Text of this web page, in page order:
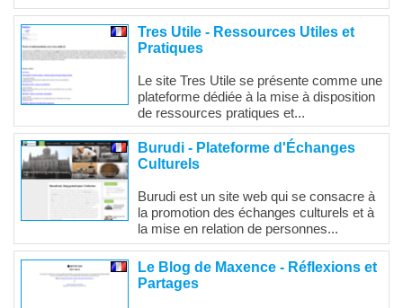
Tres Utile - Ressources Utiles et
Pratiques
Le site Tres Utile se présente comme une
plateforme dédiée à la mise à disposition
de ressources pratiques et...
Burudi - Plateforme d'Échanges
Culturels
Burudi est un site web qui se consacre à
la promotion des échanges culturels et à
la mise en relation de personnes...
Le Blog de Maxence - Réflexions et
Partages